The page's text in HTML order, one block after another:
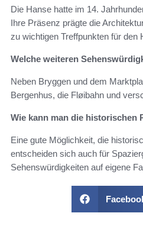
Die Hanse hatte im 14.
Ihre Präsenz prägte die
zu wichtigen Treffpunkten für den
Welche weiteren
Neben Bryggen und dem
Bergenhus, die Fløibahn und
Wie kann man die historischen
Eine gute Möglichkeit, die
entscheiden sich auch für
Sehenswürdigkeiten auf eigene